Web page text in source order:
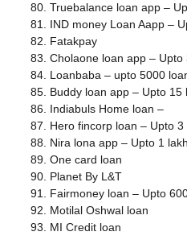
Truebalance loan app –
IND money Loan Aapp –
Fatakpay
Cholaone loan app – Upto
Loanbaba – upto 5000
Buddy loan app – Upto 15
Indiabuls Home loan –
Hero fincorp loan – Upto 3
Nira lona app – Upto 1
One card loan
Planet By L&T
Fairmoney loan – Upto
Motilal Oshwal loan
MI Credit loan